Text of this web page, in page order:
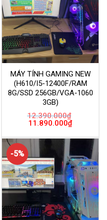
MÁY TÍNH GAMING NEW
(H610/I5-12400F/RAM
8G/SSD 256GB/VGA-1060
3GB)
12.390.000₫
Giá
12.390.000₫.
11.890.000₫Giá
-5%